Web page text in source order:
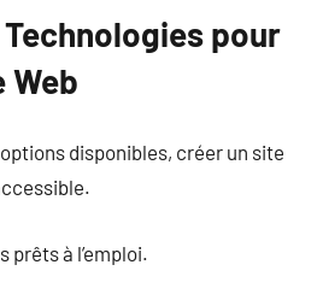
pour
Web
disponibles, créer un site
prêts à l’emploi.